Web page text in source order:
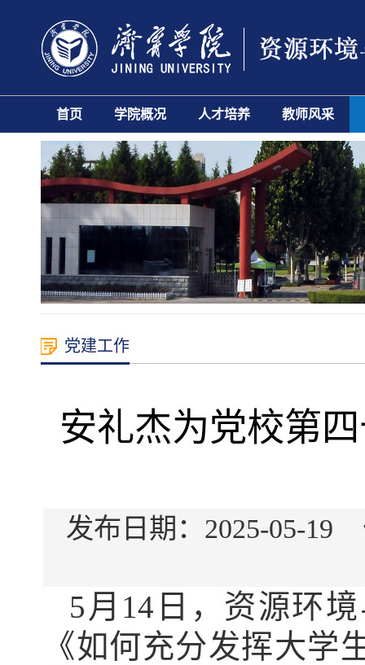
首页 学院概况 人才培养 教师风采
党建工作
安礼杰为党校第
发布日期：2025-05-
5月14日， 资源环
《如何充分发挥大学